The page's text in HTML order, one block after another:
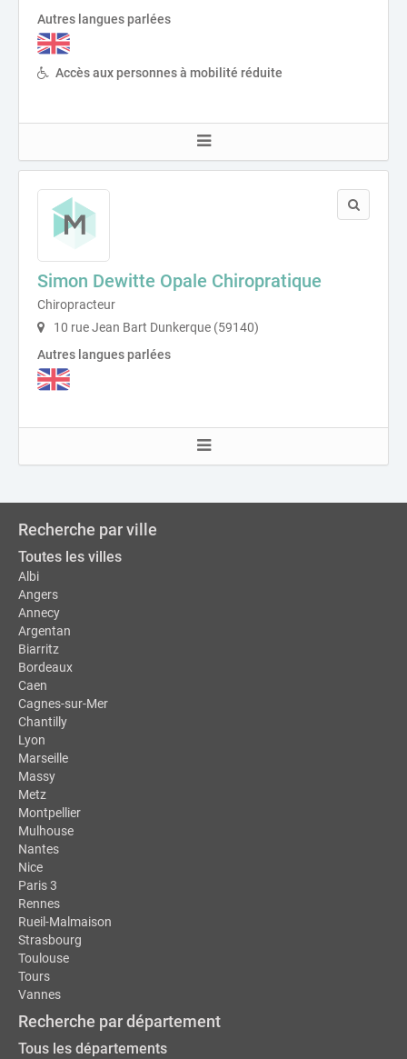
Autres langues parlées
Accès aux personnes à mobilité réduite
Simon Dewitte Opale Chiropratique
Chiropracteur
10 rue Jean Bart Dunkerque (59140)
Autres langues parlées
Recherche par ville
Toutes les villes
Albi
Angers
Annecy
Argentan
Biarritz
Bordeaux
Caen
Cagnes-sur-Mer
Chantilly
Lyon
Marseille
Massy
Metz
Montpellier
Mulhouse
Nantes
Nice
Paris 3
Rennes
Rueil-Malmaison
Strasbourg
Toulouse
Tours
Vannes
Recherche par département
Tous les départements